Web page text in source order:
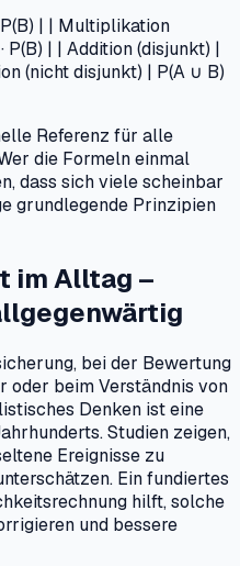
| | Multiplikation
P(B) | | Addition (disjunkt) |
(nicht disjunkt) | P(A ∪ B)
Referenz für alle
die Formeln einmal
dass sich viele scheinbar
grundlegende Prinzipien
im Alltag –
bei der Bewertung
oder beim Verständnis von
Denken ist eine
Studien zeigen,
Ereignisse zu
Ein fundiertes
hilft, solche
und bessere